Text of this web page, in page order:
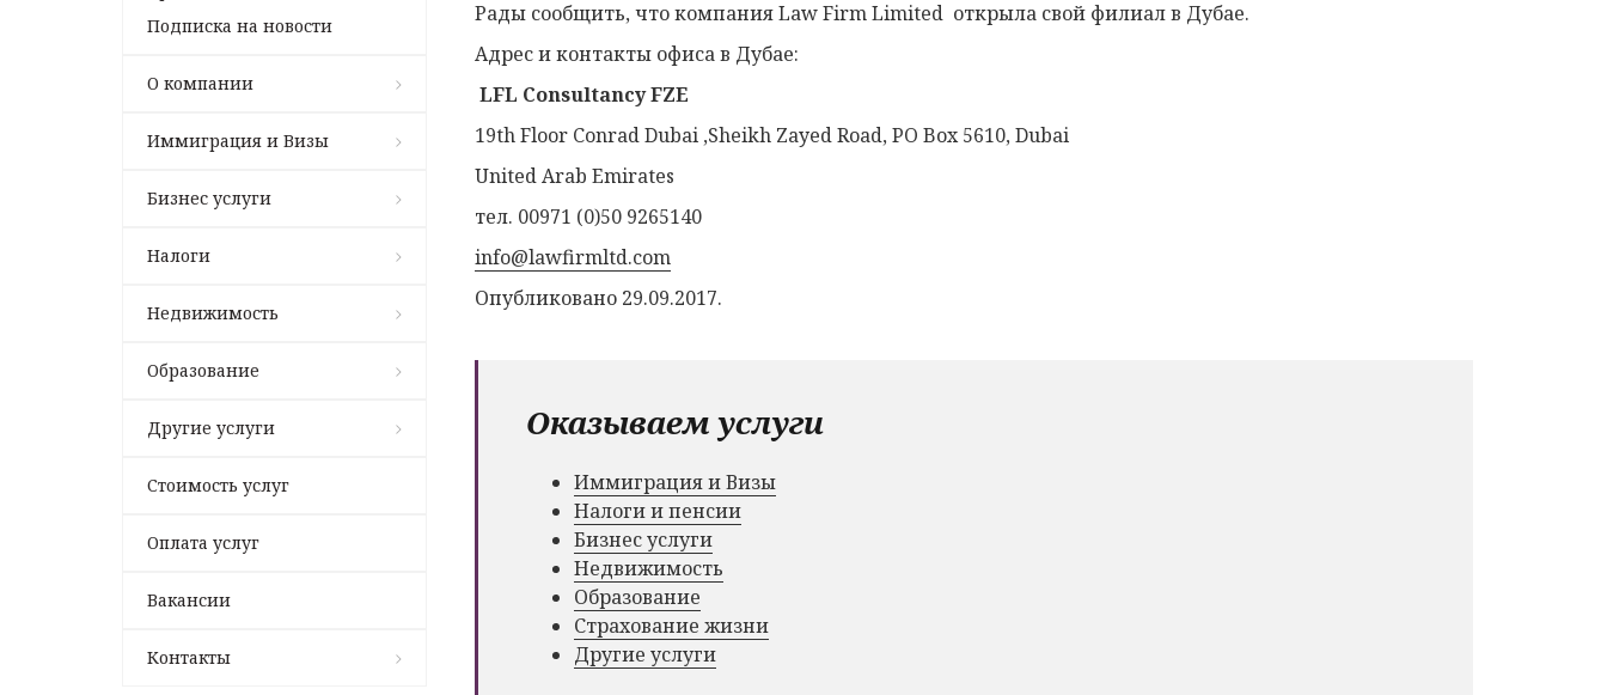
Подписка на новости
О компании
Иммиграция и Визы
Бизнес услуги
Налоги
Недвижимость
Образование
Другие услуги
Стоимость услуг
Оплата услуг
Вакансии
Контакты
Рады сообщить, что компания Lаw Firm Limited открыла свой филиал в Дубае.
Адрес и контакты офиса в Дубае:
LFL Consultancy FZE
19th Floor Conrad Dubai ,Sheikh Zayed Road, PO Box 5610, Dubai
United Arab Emirates
тел. 00971 (0)50 9265140
info@lawfirmltd.com
Опубликовано 29.09.2017.
Оказываем услуги
Иммиграция и Визы
Налоги и пенсии
Бизнес услуги
Недвижимость
Образование
Страхование жизни
Другие услуги